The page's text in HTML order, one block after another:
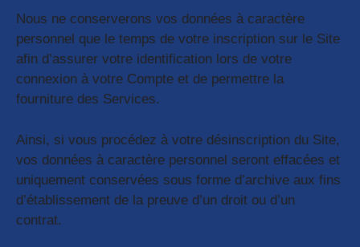
Nous ne conserverons vos données à caractère
personnel que le temps de votre inscription sur le Site
afin d’assurer votre identification lors de votre
connexion à votre Compte et de permettre la
fourniture des Services.
Ainsi, si vous procédez à votre désinscription du Site,
vos données à caractère personnel seront effacées et
uniquement conservées sous forme d’archive aux fins
d’établissement de la preuve d’un droit ou d’un
contrat.